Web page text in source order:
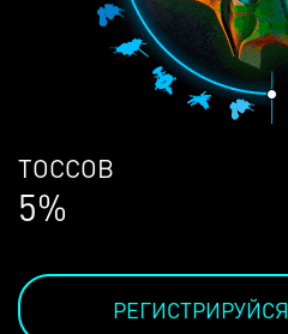
ЛЮДЕЙ
68%
РЕГИСТРИРУЙСЯ